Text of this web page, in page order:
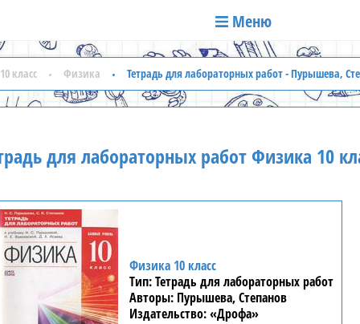
Меню
10 класс Физика Тетрадь для лабораторных работ - Пурышева,
для лабораторных работ Физика 10
Физика 10 класс
Тетрадь для лабораторных работ
Пурышева, Степанов
«Дрофа»